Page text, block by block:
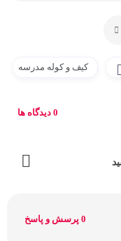
کیف و کوله مدرسه
0 دیدگاه ها
0 پرسش و پاسخ